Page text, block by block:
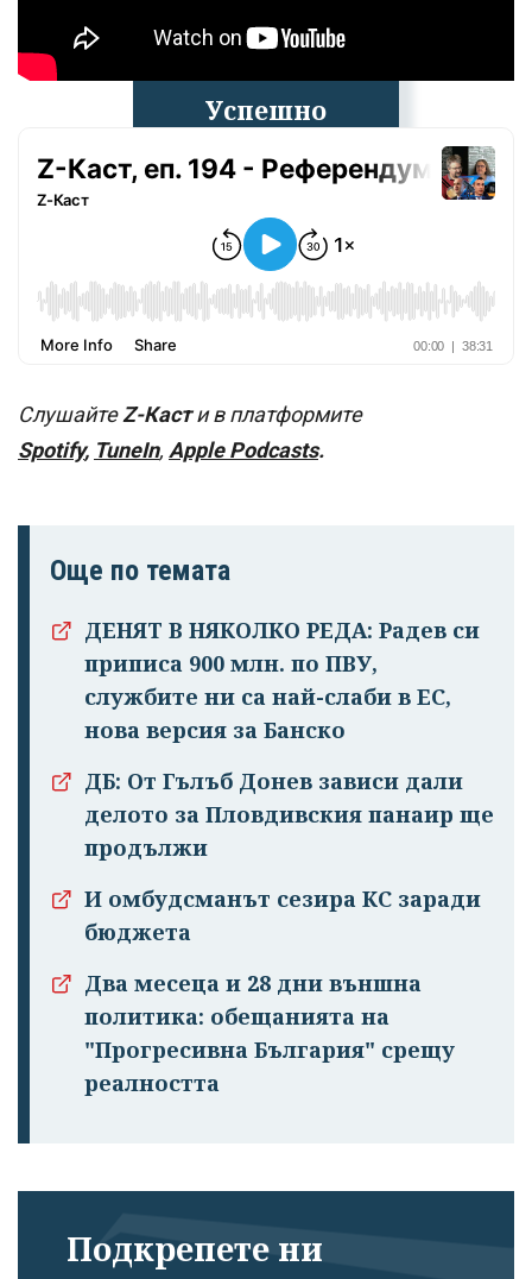
Успешно
профила си!
СлушайтеZ-Касти в платформите
Spotify, TuneIn, Apple Podcasts.
Още по темата
ДЕНЯТ В НЯКОЛКО РЕДА: Радев си
приписа 900 млн. по ПВУ,
службите ни са най-слаби в ЕС,
нова версия за Банско
ДБ: От Гълъб Донев зависи дали
делото за Пловдивския панаир ще
продължи
И омбудсманът сезира КС заради
бюджета
Два месеца и 28 дни външна
политика: обещанията на
"Прогресивна България" срещу
реалността
Подкрепете ни